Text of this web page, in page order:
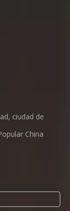
ciudad de
China